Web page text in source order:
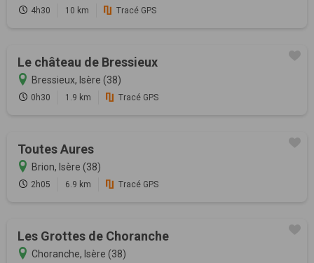
4h30 10 km Tracé GPS
Le château de Bressieux
Bressieux, Isère (38)
0h30 1.9 km Tracé GPS
Toutes Aures
Brion, Isère (38)
2h05 6.9 km Tracé GPS
Les Grottes de Choranche
Choranche, Isère (38)